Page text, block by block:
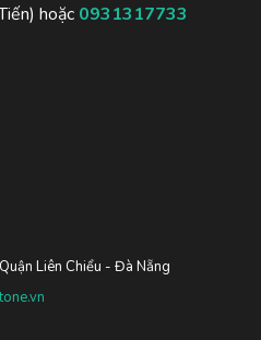
hoặc 0931317733
Liên Chiểu - Đà Nẵng